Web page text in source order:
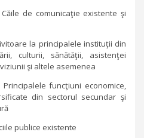
de comunicaţie existente şi
la principalele instituţii din
culturii, sănătăţii, asistenţei
şi altele asemenea
funcţiuni economice,
din sectorul secundar şi
publice existente